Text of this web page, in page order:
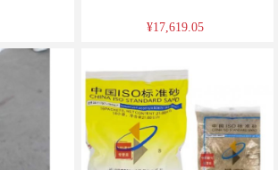
¥17,619.05